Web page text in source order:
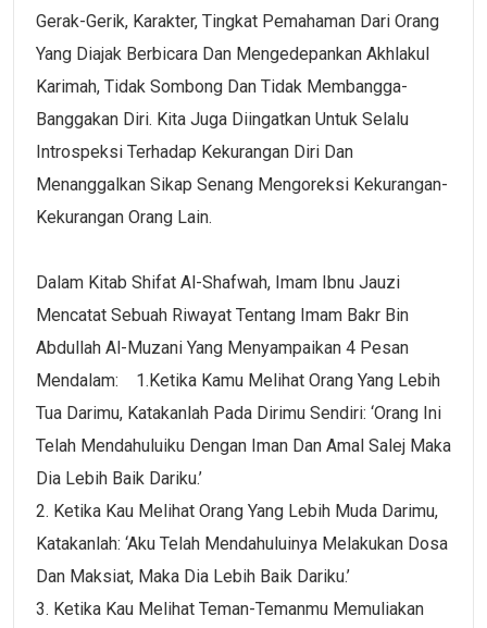
Gerak-Gerik, Karakter, Tingkat Pemahaman Dari Orang
Yang Diajak Berbicara Dan Mengedepankan Akhlakul
Karimah, Tidak Sombong Dan Tidak Membangga-
Banggakan Diri. Kita Juga Diingatkan Untuk Selalu
Introspeksi Terhadap Kekurangan Diri Dan
Menanggalkan Sikap Senang Mengoreksi Kekurangan-
Kekurangan Orang Lain.
Dalam Kitab Shifat Al-Shafwah, Imam Ibnu Jauzi
Mencatat Sebuah Riwayat Tentang Imam Bakr Bin
Abdullah Al-Muzani Yang Menyampaikan 4 Pesan
Mendalam: 1.Ketika Kamu Melihat Orang Yang Lebih
Tua Darimu, Katakanlah Pada Dirimu Sendiri: ‘Orang Ini
Telah Mendahuluiku Dengan Iman Dan Amal Salej Maka
Dia Lebih Baik Dariku.’
2. Ketika Kau Melihat Orang Yang Lebih Muda Darimu,
Katakanlah: ‘Aku Telah Mendahuluinya Melakukan Dosa
Dan Maksiat, Maka Dia Lebih Baik Dariku.’
3. Ketika Kau Melihat Teman-Temanmu Memuliakan